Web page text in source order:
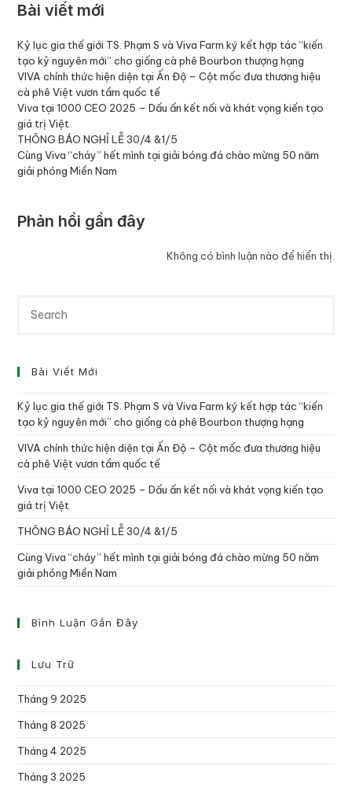
Bài viết mới
Kỷ lục gia thế giới TS. Phạm S và Viva Farm ký kết hợp tác “kiến
tạo kỷ nguyên mới” cho giống cà phê Bourbon thượng hạng
VIVA chính thức hiện diện tại Ấn Độ – Cột mốc đưa thương hiệu
cà phê Việt vươn tầm quốc tế
Viva tại 1000 CEO 2025 – Dấu ấn kết nối và khát vọng kiến tạo
giá trị Việt
THÔNG BÁO NGHỈ LỄ 30/4 &1/5
Cùng Viva “cháy” hết mình tại giải bóng đá chào mừng 50 năm
giải phóng Miền Nam
Phản hồi gần đây
Không có bình luận nào để hiển thị.
Bài Viết Mới
Kỷ lục gia thế giới TS. Phạm S và Viva Farm ký kết hợp tác “kiến
tạo kỷ nguyên mới” cho giống cà phê Bourbon thượng hạng
VIVA chính thức hiện diện tại Ấn Độ – Cột mốc đưa thương hiệu
cà phê Việt vươn tầm quốc tế
Viva tại 1000 CEO 2025 – Dấu ấn kết nối và khát vọng kiến tạo
giá trị Việt
THÔNG BÁO NGHỈ LỄ 30/4 &1/5
Cùng Viva “cháy” hết mình tại giải bóng đá chào mừng 50 năm
giải phóng Miền Nam
Bình Luận Gần Đây
Lưu Trữ
Tháng 9 2025
Tháng 8 2025
Tháng 4 2025
Tháng 3 2025